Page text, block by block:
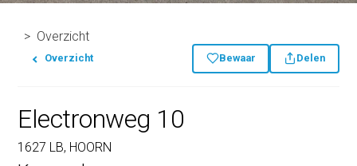
Overzicht
Overzicht Bewaar Delen
Electronweg 10
1627 LB, HOORN